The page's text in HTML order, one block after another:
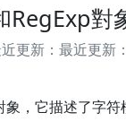
RegExp對
更新： 最近更新：
，它描述了字符